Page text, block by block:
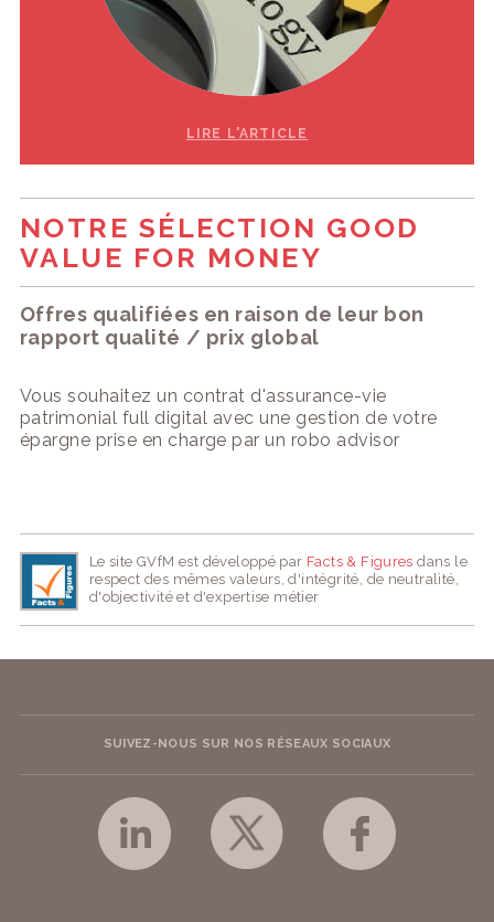
LIRE L'ARTICLE
NOTRE SÉLECTION GOOD
VALUE FOR MONEY
Offres qualifiées en raison de leur bon
rapport qualité / prix global
Vous souhaitez un contrat d'assurance-vie
patrimonial full digital avec une gestion de votre
épargne prise en charge par un robo advisor
Le site GVfM est développé par Facts & Figures dans le
respect des mêmes valeurs, d'intégrité, de neutralité,
d'objectivité et d'expertise métier
SUIVEZ-NOUS SUR NOS RÉSEAUX SOCIAUX